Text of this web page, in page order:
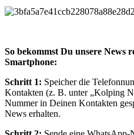
So bekommst Du unsere News
Smartphone:
Schritt 1: Speicher die
Kontakten (z. B. unter „Kolping
Nummer in Deinen Kontakten
News erhalten.